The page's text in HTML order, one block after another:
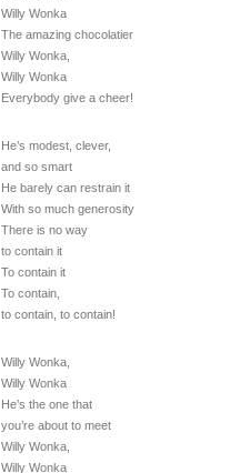
Willy Wonka
The amazing chocolatier
Willy Wonka,
Willy Wonka
Everybody give a cheer!
He’s modest, clever,
and so smart
He barely can restrain it
With so much generosity
There is no way
to contain it
To contain it
To contain,
to contain, to contain!
Willy Wonka,
Willy Wonka
He’s the one that
you’re about to meet
Willy Wonka,
Willy Wonka